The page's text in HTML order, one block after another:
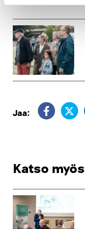
Jaa:
Katso myös